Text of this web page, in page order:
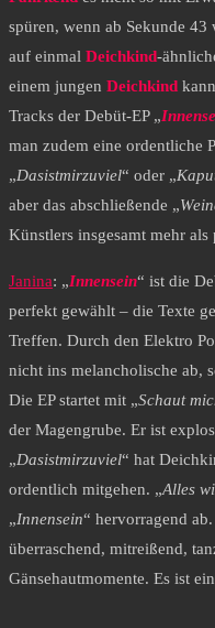
spüren, wenn ab Sekunde
auf einmal Deichkind-
einem jungen Deichkind
Tracks der Debüt-EP „
man zudem eine ordentliche
„Dasistmirzuviel“ oder „
aber das abschließende „
Künstlers insgesamt mehr
Janina: „Innensein“ ist die
perfekt gewählt – die Texte
Treffen. Durch den Elektro
nicht ins melancholische ab,
Die EP startet mit „Schaut
der Magengrube. Er ist
„Dasistmirzuviel“ hat
ordentlich mitgehen. „Alles
„Innensein“ hervorragend ab.
überraschend, mitreißend,
Gänsehautmomente. Es ist